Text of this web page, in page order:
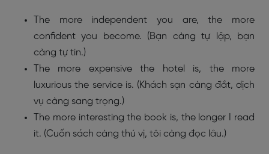
The more independent you are, the more
confident you become. (Bạn càng tự lập, bạn
càng tự tin.)
The more expensive the hotel is, the more
luxurious the service is. (Khách sạn càng đắt, dịch
vụ càng sang trọng.)
The more interesting the book is, the longer I read
it. (Cuốn sách càng thú vị, tôi càng đọc lâu.)